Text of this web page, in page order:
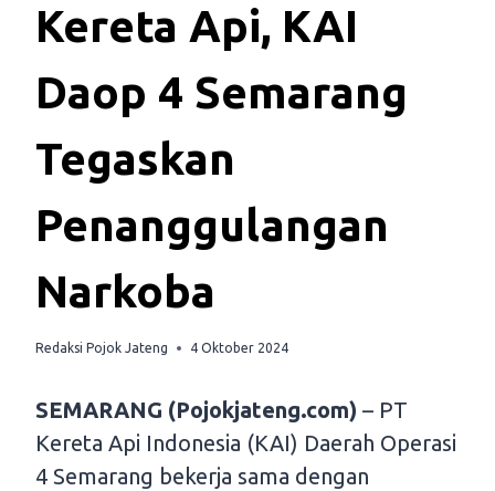
Kereta Api, KAI
Daop 4 Semarang
Tegaskan
Penanggulangan
Narkoba
Redaksi Pojok Jateng 4 Oktober 2024
SEMARANG (Pojokjateng.com) – PT
Kereta Api Indonesia (KAI) Daerah Operasi
4 Semarang bekerja sama dengan